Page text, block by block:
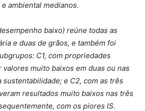
ambiental medianos.
baixo) reúne todas as
e duas de grãos, e também foi
C1, com propriedades
valores muito baixos em duas ou nas
sustentabilidade; e C2, com as três
resultados muito baixos nas três
com os piores IS.